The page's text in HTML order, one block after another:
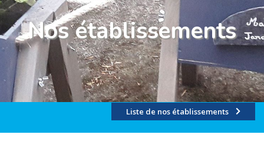
Nos établissements
Liste de nos établissements